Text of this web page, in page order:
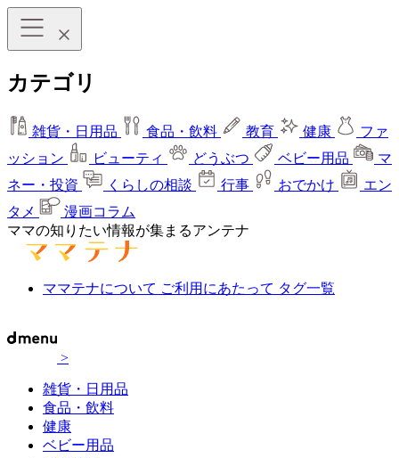
カテゴリ
雑貨・日用品 食品・飲料 教育 健康
ファ
ッション
ビューティ どうぶつ ベビー用品
マ
ネー・投資
くらしの相談 行事 おでかけ
エン
タメ
漫画コラム
ママの知りたい情報が集まるアンテナ
ママテナについて ご利用にあたって タグ一覧
>
雑貨・日用品
食品・飲料
健康
ベビー用品